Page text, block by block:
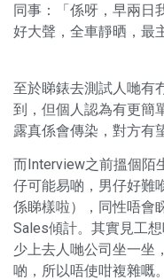
同事：「係呀，早兩日
好大聲，全車靜晒，最
至於睇錶去測試人哋有
到，但個人認為有更簡
露真係會傳染，對方有
而Interview之前搵個陌
仔可能易啲，男仔好難
係睇樣啦），同性唔會
Sales傾計。其實見工
少上去人哋公司坐一坐
啲，所以唔使咁複雜嘅。